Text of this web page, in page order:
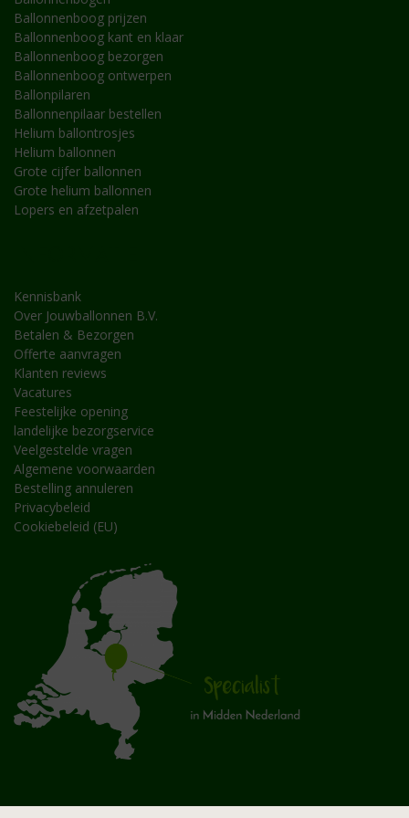
Ballonnenboog prijzen
Ballonnenboog kant en klaar
Ballonnenboog bezorgen
Ballonnenboog ontwerpen
Ballonpilaren
Ballonnenpilaar bestellen
Helium ballontrosjes
Helium ballonnen
Grote cijfer ballonnen
Grote helium ballonnen
Lopers en afzetpalen
Kennisbank
Over Jouwballonnen B.V.
Betalen & Bezorgen
Offerte aanvragen
Klanten reviews
Vacatures
Feestelijke opening
landelijke bezorgservice
Veelgestelde vragen
Algemene voorwaarden
Bestelling annuleren
Privacybeleid
Cookiebeleid (EU)